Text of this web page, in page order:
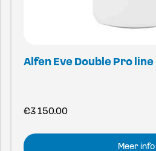
Alfen Eve Double Pro line
€3 150.00
Meer info